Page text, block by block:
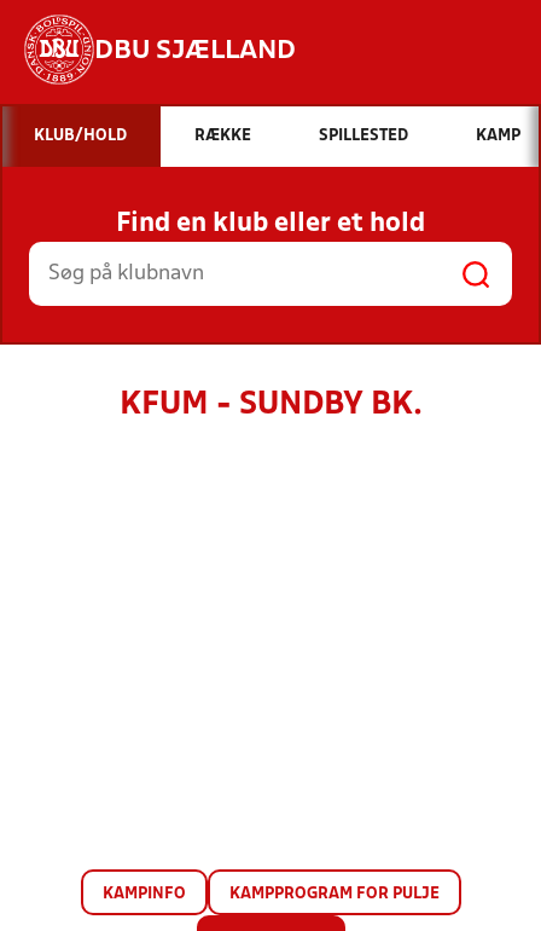
DBU SJÆLLAND
Hvad vil du søge efter?
INDHOLD OG NYHEDER
STILLINGER, RESULTATER, KLUBBER OG
HOLD
KLUB/HOLD RÆKKE SPILLESTED KAMP
Find en klub eller et hold
KFUM - SUNDBY BK.
KAMPINFO KAMPPROGRAM FOR PULJE